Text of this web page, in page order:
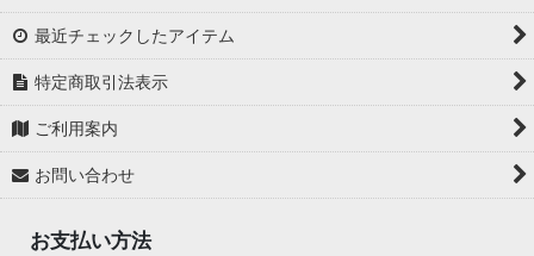
最近チェックしたアイテム
特定商取引法表示
ご利用案内
お問い合わせ
お支払い方法